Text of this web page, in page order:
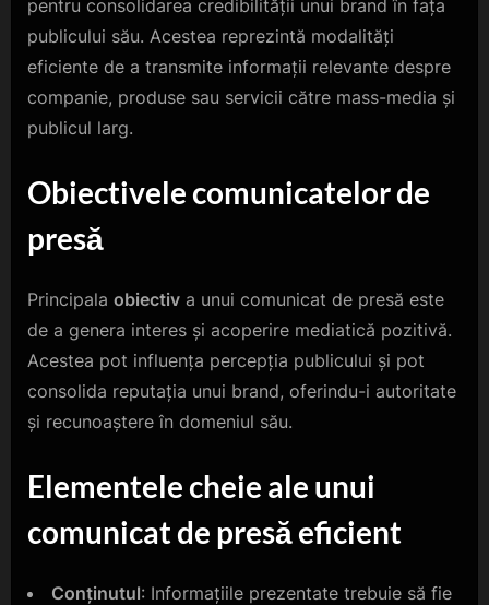
pentru consolidarea credibilității unui brand în fața
publicului său. Acestea reprezintă modalități
eficiente de a transmite informații relevante despre
companie, produse sau servicii către mass-media și
publicul larg.
Obiectivele comunicatelor de
presă
Principala obiectiv a unui comunicat de presă este
de a genera interes și acoperire mediatică pozitivă.
Acestea pot influența percepția publicului și pot
consolida reputația unui brand, oferindu-i autoritate
și recunoaștere în domeniul său.
Elementele cheie ale unui
comunicat de presă eficient
Conținutul: Informațiile prezentate trebuie să fie